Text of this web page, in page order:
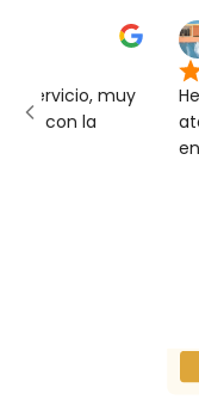
muy
la
Mar
He